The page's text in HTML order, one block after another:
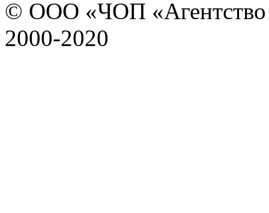
© ООО «ЧОП «Агентство
2000-2020